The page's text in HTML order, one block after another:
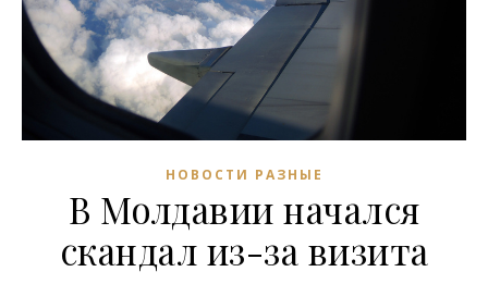
НОВОСТИ РАЗНЫЕ
В Молдавии начался
скандал из-за визита